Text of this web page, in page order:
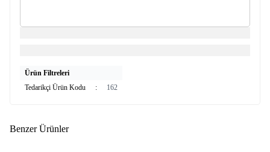
Ürün Filtreleri
Tedarikçi Ürün Kodu
: 162
Benzer Ürünler